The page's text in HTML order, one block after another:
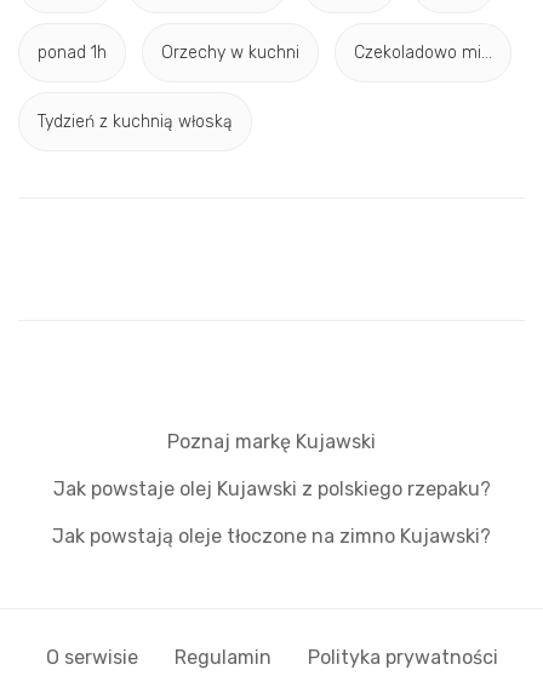
ponad 1h Orzechy w kuchni Czekoladowo mi...
Tydzień z kuchnią włoską
Poznaj markę Kujawski
Jak powstaje olej Kujawski z polskiego rzepaku?
Jak powstają oleje tłoczone na zimno Kujawski?
O serwisie Regulamin Polityka prywatności